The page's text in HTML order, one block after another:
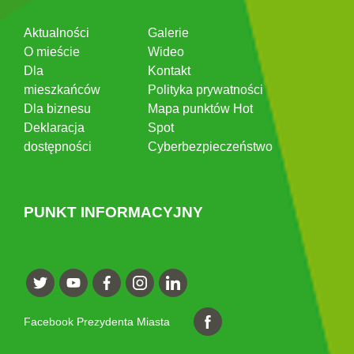
Aktualności
O mieście
Dla
mieszkańców
Dla biznesu
Deklaracja
dostępności
Galerie
Wideo
Kontakt
Polityka prywatności
Mapa punktów Hot
Spot
Cyberbezpieczeństwo
PUNKT INFORMACYJNY
Facebook Prezydenta Miasta